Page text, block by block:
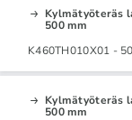
Kylmätyöteräs
500 mm
K460TH010X01 -
Kylmätyöteräs
500 mm